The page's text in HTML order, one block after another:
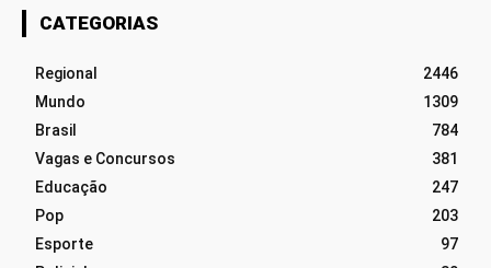
CATEGORIAS
Regional
2446
Mundo
1309
Brasil
784
Vagas e Concursos
381
Educação
247
Pop
203
Esporte
97